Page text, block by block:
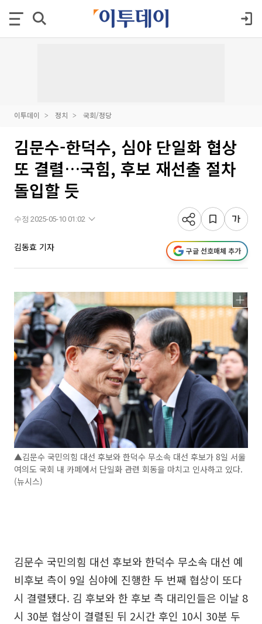
이투데이 정치 국회/정당
김문수-한덕수, 심야 단일화 협상
또 결렬…국힘, 후보 재선출 절차
돌입할 듯
수정 2025-05-10 01:02
김동효 기자 구글 선호매체 추가
▲김문수 국민의힘 대선 후보와 한덕수 무소속 대선 후보가 8일 서울
여의도 국회 내 카페에서 단일화 관련 회동을 마치고 인사하고 있다.
(뉴시스)
김문수 국민의힘 대선 후보와 한덕수 무소속 대선 예
비후보 측이 9일 심야에 진행한 두 번째 협상이 또다
시 결렬됐다. 김 후보와 한 후보 측 대리인들은 이날 8
시 30분 협상이 결렬된 뒤 2시간 후인 10시 30분 두